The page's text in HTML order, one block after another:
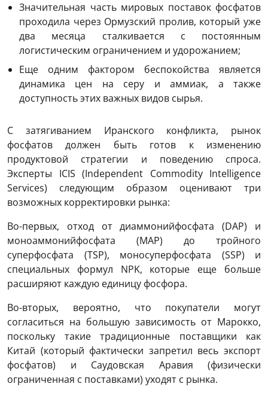
Значительная часть мировых поставок фосфатов
проходила через Ормузский пролив, который уже
два месяца сталкивается с постоянным
логистическим ограничением и удорожанием;
Еще одним фактором беспокойства является
динамика цен на серу и аммиак, а также
доступность этих важных видов сырья.
С затягиванием Иранского конфликта, рынок
фосфатов должен быть готов к изменению
продуктовой стратегии и поведению спроса.
Эксперты ICIS (Independent Commodity Intelligence
Services) следующим образом оценивают три
возможных корректировки рынка:
Во-первых, отход от диаммонийфосфата (DAP) и
моноаммонийфосфата (MAP) до тройного
суперфосфата (TSP), моносуперфосфата (SSP) и
специальных формул NPK, которые еще больше
расширяют каждую единицу фосфора.
Во-вторых, вероятно, что покупатели могут
согласиться на большую зависимость от Марокко,
поскольку такие традиционные поставщики как
Китай (который фактически запретил весь экспорт
фосфатов) и Саудовская Аравия (физически
ограниченная с поставками) уходят с рынка.